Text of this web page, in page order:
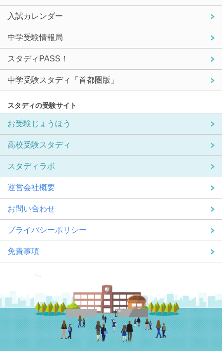
入試カレンダー
中学受験情報局
スタディPASS！
中学受験スタディ「首都圏版」
スタディの受験サイト
お受験じょうほう
高校受験スタディ
スタディラボ
運営会社概要
お問い合わせ
プライバシーポリシー
免責事項